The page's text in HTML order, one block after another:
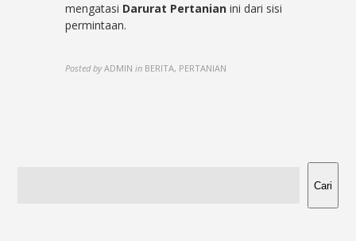
mengatasi Darurat Pertanian ini dari sisi
permintaan.
Posted by ADMIN in BERITA, PERTANIAN
Cari